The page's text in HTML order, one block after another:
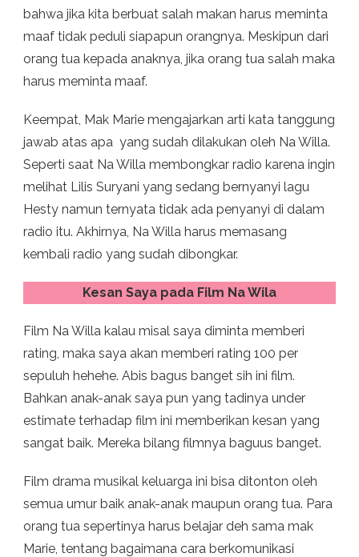
bahwa jika kita berbuat salah makan harus meminta
maaf tidak peduli siapapun orangnya. Meskipun dari
orang tua kepada anaknya, jika orang tua salah maka
harus meminta maaf.
Keempat, Mak Marie mengajarkan arti kata tanggung
jawab atas apa yang sudah dilakukan oleh Na Willa.
Seperti saat Na Willa membongkar radio karena ingin
melihat Lilis Suryani yang sedang bernyanyi lagu
Hesty namun ternyata tidak ada penyanyi di dalam
radio itu. Akhirnya, Na Willa harus memasang
kembali radio yang sudah dibongkar.
Kesan Saya pada Film Na Wila
Film Na Willa kalau misal saya diminta memberi
rating, maka saya akan memberi rating 100 per
sepuluh hehehe. Abis bagus banget sih ini film.
Bahkan anak-anak saya pun yang tadinya under
estimate terhadap film ini memberikan kesan yang
sangat baik. Mereka bilang filmnya baguus banget.
Film drama musikal keluarga ini bisa ditonton oleh
semua umur baik anak-anak maupun orang tua. Para
orang tua sepertinya harus belajar deh sama mak
Marie, tentang bagaimana cara berkomunikasi